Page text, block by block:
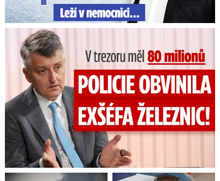
V trezoru měl 80 milionů: Policie obvinila exšéfa železnic!